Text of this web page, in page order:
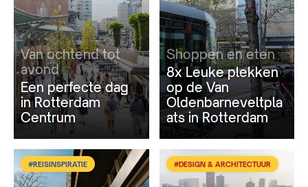
Van ochtend tot
avond
Een perfecte dag
in Rotterdam
Centrum
Shoppen en eten
8x Leuke plekken
op de Van
Oldenbarneveltpla
ats in Rotterdam
#REISINSPIRATIE #DESIGN & ARCHITECTUUR